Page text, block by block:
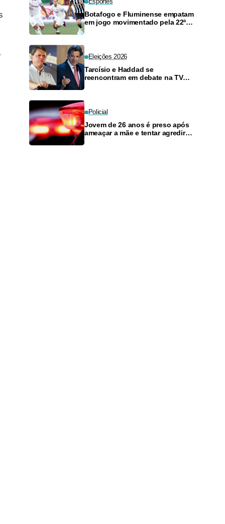
Botafogo e Fluminense empatam
em jogo movimentado pela 22ª
Eleições 2026
Tarcísio e Haddad se
reencontram em debate na TV
Policial
Jovem de 26 anos é preso após
ameaçar a mãe e tentar agredir o